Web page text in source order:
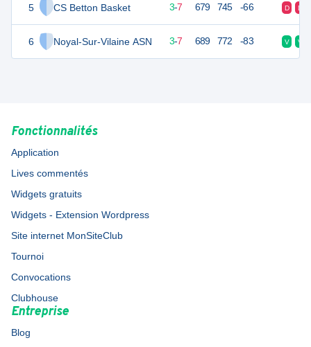
5 CS Betton Basket
6 Noyal-Sur-Vilaine ASN
13 3-7 679 745 -66 D D
13 10 3-7 689 772 -83 V V
Fonctionnalités
Application
Lives commentés
Widgets gratuits
Widgets - Extension Wordpress
Site internet MonSiteClub
Tournoi
Convocations
Clubhouse
Entreprise
Blog